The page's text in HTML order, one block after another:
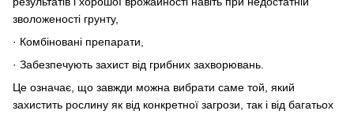
зволоженості грунту,
· Комбіновані препарати,
· Забезпечують захист від грибних захворювань.
Це означає, що завжди можна вибрати саме той, який
захистить рослину як від конкретної загрози, так і від багатьох